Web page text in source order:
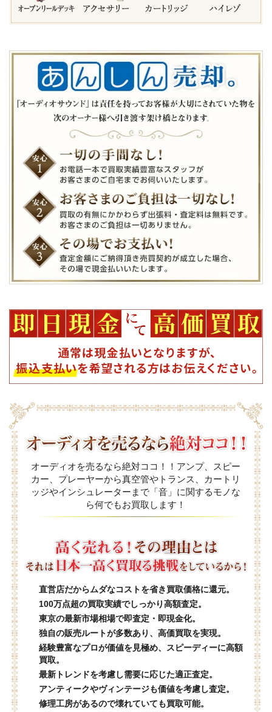
オーディオを売るなら絶対ココ！！アンプ、スピー
カー、プレーヤーから真空管やトランス、カートリ
ッジやインシュレーターまで「音」に関するモノな
ら何でもお買取します！
直営店だからムダなコストを省き買取価格に還元。
100万点超の買取実績でしっかり高額査定。
東京の最新市場相場で即査定・即現金化。
独自の販売ルートが多数あり、高価買取を実現。
経験豊富なプロが価値を見極め、スピーディーに高額
買取。
最新トレンドを考慮し需要に応じた適正査定。
アンティークやヴィンテージも価値を考慮し査定。
修理工房があるので壊れていても買取可能。